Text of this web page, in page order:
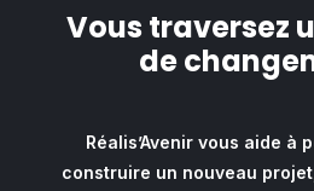
Vous traversez
de
Réalis’Avenir vous aide à
construire un nouveau